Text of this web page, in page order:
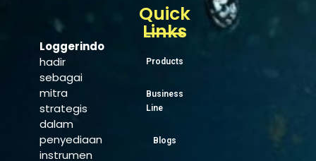
Loggerindo
hadir
sebagai
mitra
strategis
dalam
penyediaan
instrumen
Quick
Links
Products
Business
Line
Blogs